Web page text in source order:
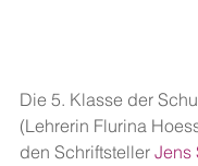
Die 5. Klasse der
(Lehrerin Flurina
den Schriftsteller Jens